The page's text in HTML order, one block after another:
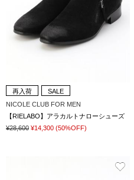
再入荷
SALE
NICOLE CLUB FOR MEN
【RIELABO】アラカルトナローシューズ
¥28,600 ¥14,300 (50%OFF)